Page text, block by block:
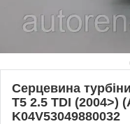
Серцевина
Т5 2.5 TDI (2004>)
K04V53049880032